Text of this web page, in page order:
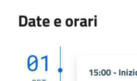
Date e orari
01 15:00 -